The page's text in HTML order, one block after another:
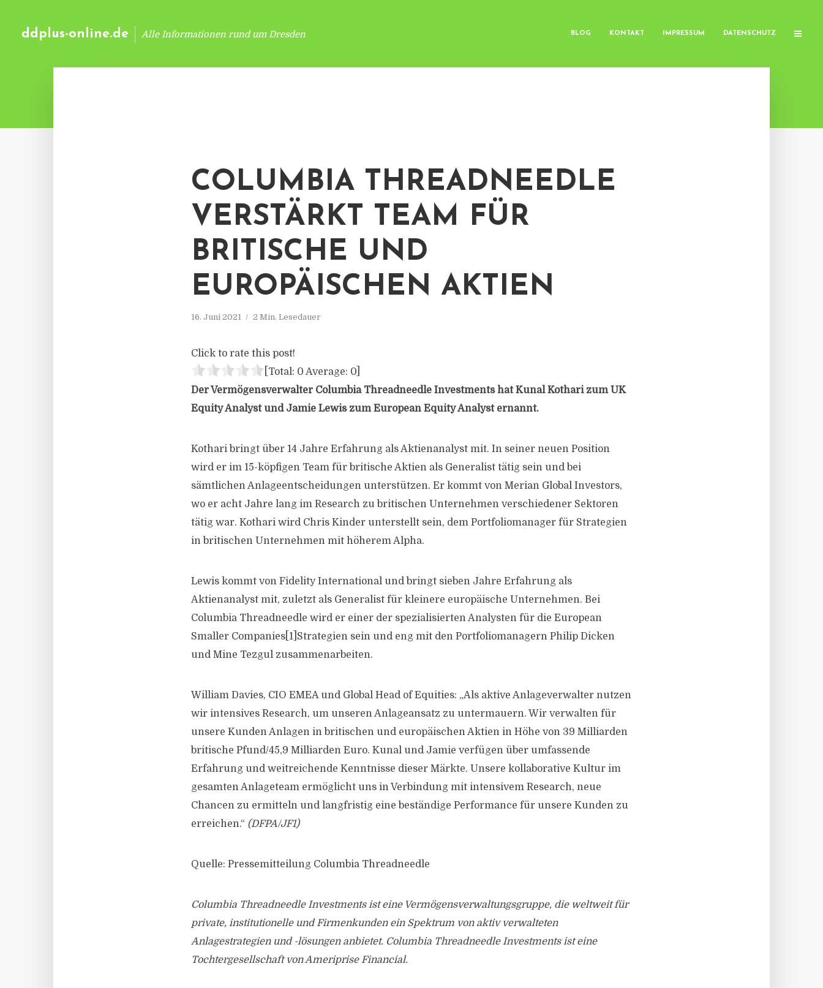
ddplus-online.de Alle Informationen rund um Dresden BLOG KONTAKT IMPRESSUM DATENSCHUTZ
COLUMBIA THREADNEEDLE
VERSTÄRKT TEAM FÜR
BRITISCHE UND
EUROPÄISCHEN AKTIEN
16. Juni 2021 2 Min. Lesedauer
Click to rate this post!
[Total: 0 Average: 0
Der Vermögensverwalter Columbia Threadneedle Investments hat Kunal Kothari zum UK
Equity Analyst und Jamie Lewis zum European Equity Analyst ernannt.
Kothari bringt über 14 Jahre Erfahrung als Aktienanalyst mit. In seiner neuen Position
wird er im 15-köpfigen Team für britische Aktien als Generalist tätig sein und bei
sämtlichen Anlageentscheidungen unterstützen. Er kommt von Merian Global Investors,
wo er acht Jahre lang im Research zu britischen Unternehmen verschiedener Sektoren
tätig war. Kothari wird Chris Kinder unterstellt sein, dem Portfoliomanager für Strategien
in britischen Unternehmen mit höherem Alpha.
Lewis kommt von Fidelity International und bringt sieben Jahre Erfahrung als
Aktienanalyst mit, zuletzt als Generalist für kleinere europäische Unternehmen. Bei
Columbia Threadneedle wird er einer der spezialisierten Analysten für die European
Smaller Companies[1]Strategien sein und eng mit den Portfoliomanagern Philip Dicken
und Mine Tezgul zusammenarbeiten.
William Davies, CIO EMEA und Global Head of Equities: „Als aktive Anlageverwalter nutzen
wir intensives Research, um unseren Anlageansatz zu untermauern. Wir verwalten für
unsere Kunden Anlagen in britischen und europäischen Aktien in Höhe von 39 Milliarden
britische Pfund/45,9 Milliarden Euro. Kunal und Jamie verfügen über umfassende
Erfahrung und weitreichende Kenntnisse dieser Märkte. Unsere kollaborative Kultur im
gesamten Anlageteam ermöglicht uns in Verbindung mit intensivem Research, neue
Chancen zu ermitteln und langfristig eine beständige Performance für unsere Kunden zu
erreichen.“ (DFPA/JF1)
Quelle: Pressemitteilung Columbia Threadneedle
Columbia Threadneedle Investments ist eine Vermögensverwaltungsgruppe, die weltweit für
private, institutionelle und Firmenkunden ein Spektrum von aktiv verwalteten
Anlagestrategien und -lösungen anbietet. Columbia Threadneedle Investments ist eine
Tochtergesellschaft von Ameriprise Financial.